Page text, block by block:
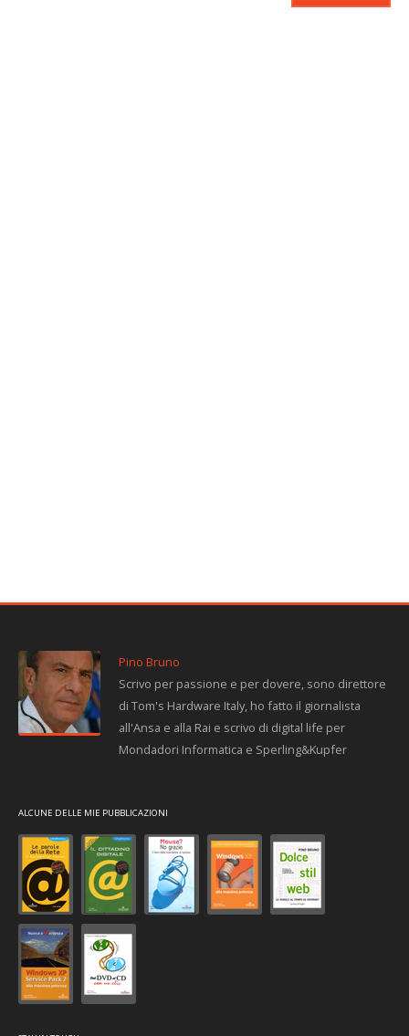
Pino Bruno
Scrivo per passione e per dovere, sono direttore
di Tom's Hardware Italy, ho fatto il giornalista
all'Ansa e alla Rai e scrivo di digital life per
Mondadori Informatica e Sperling&Kupfer
ALCUNE DELLE MIE PUBBLICAZIONI